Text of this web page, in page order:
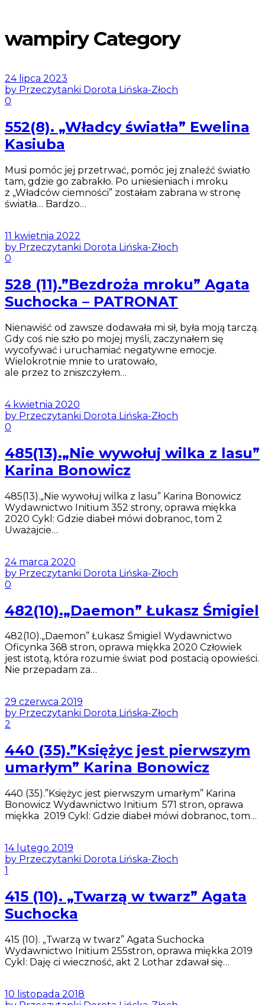
wampiry Category
24 lipca 2023
by Przeczytanki Dorota Lińska-Złoch
0
552(8). „Władcy światła” Ewelina
Kasiuba
Musi pomóc jej przetrwać, pomóc jej znaleźć światło
tam, gdzie go zabrakło. Po uniesieniach i mroku
z „Władców ciemności” zostałam zabrana w stronę
światła… Bardzo…
11 kwietnia 2022
by Przeczytanki Dorota Lińska-Złoch
0
528 (11).”Bezdroża mroku” Agata
Suchocka – PATRONAT
Nienawiść od zawsze dodawała mi sił, była moją tarczą.
Gdy coś nie szło po mojej myśli, zaczynałem się
wycofywać i uruchamiać negatywne emocje.
Wielokrotnie mnie to uratowało,
ale przez to zniszczyłem…
4 kwietnia 2020
by Przeczytanki Dorota Lińska-Złoch
0
485(13).„Nie wywołuj wilka z lasu”
Karina Bonowicz
485(13).„Nie wywołuj wilka z lasu” Karina Bonowicz
Wydawnictwo Initium 352 strony, oprawa miękka
2020 Cykl: Gdzie diabeł mówi dobranoc, tom 2
Uważajcie…
24 marca 2020
by Przeczytanki Dorota Lińska-Złoch
0
482(10).„Daemon” Łukasz Śmigiel
482(10).„Daemon” Łukasz Śmigiel Wydawnictwo
Oficynka 368 stron, oprawa miękka 2020 Człowiek
jest istotą, która rozumie świat pod postacią opowieści.
Nie przepadam za…
29 czerwca 2019
by Przeczytanki Dorota Lińska-Złoch
2
440 (35).”Księżyc jest pierwszym
umarłym” Karina Bonowicz
440 (35).”Księżyc jest pierwszym umarłym” Karina
Bonowicz Wydawnictwo Initium 571 stron, oprawa
miękka 2019 Cykl: Gdzie diabeł mówi dobranoc, tom…
14 lutego 2019
by Przeczytanki Dorota Lińska-Złoch
1
415 (10). „Twarzą w twarz” Agata
Suchocka
415 (10). „Twarzą w twarz” Agata Suchocka
Wydawnictwo Initium 255stron, oprawa miękka 2019
Cykl: Daję ci wieczność, akt 2 Lothar zdawał się…
10 listopada 2018